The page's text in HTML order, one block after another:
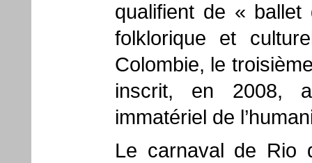
qualifient de «
folklorique et
Colombie, le
inscrit, en 2008,
immatériel de
Le carnaval de Rio